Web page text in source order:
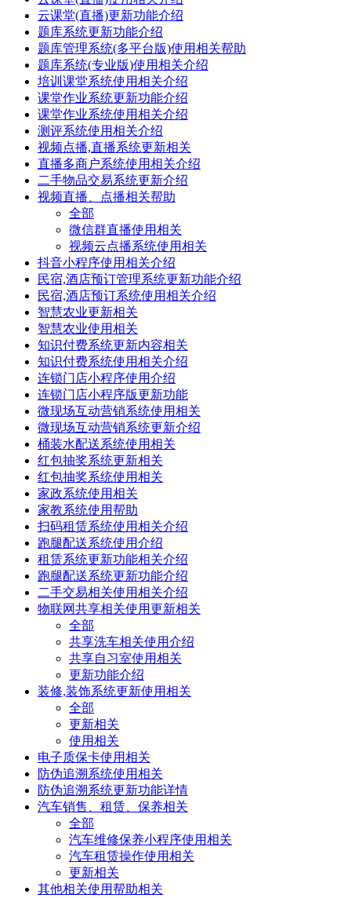
云课堂(直播)更新功能介绍
题库系统更新功能介绍
题库管理系统(多平台版)使用相关帮助
题库系统(专业版)使用相关介绍
培训课堂系统使用相关介绍
课堂作业系统更新功能介绍
课堂作业系统使用相关介绍
测评系统使用相关介绍
视频点播,直播系统更新相关
直播多商户系统使用相关介绍
二手物品交易系统更新介绍
视频直播、点播相关帮助
全部
微信群直播使用相关
视频云点播系统使用相关
抖音小程序使用相关介绍
民宿,酒店预订管理系统更新功能介绍
民宿,酒店预订系统使用相关介绍
智慧农业更新相关
智慧农业使用相关
知识付费系统更新内容相关
知识付费系统使用相关介绍
连锁门店小程序使用介绍
连锁门店小程序版更新功能
微现场互动营销系统使用相关
微现场互动营销系统更新介绍
桶装水配送系统使用相关
红包抽奖系统更新相关
红包抽奖系统使用相关
家政系统使用相关
家教系统使用帮助
扫码租赁系统使用相关介绍
跑腿配送系统使用介绍
租赁系统更新功能相关介绍
跑腿配送系统更新功能介绍
二手交易相关使用相关介绍
物联网共享相关使用更新相关
全部
共享洗车相关使用介绍
共享自习室使用相关
更新功能介绍
装修,装饰系统更新使用相关
全部
更新相关
使用相关
电子质保卡使用相关
防伪追溯系统使用相关
防伪追溯系统更新功能详情
汽车销售、租赁、保养相关
全部
汽车维修保养小程序使用相关
汽车租赁操作使用相关
更新相关
其他相关使用帮助相关